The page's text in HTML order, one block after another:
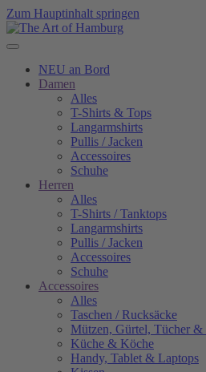
Zum Hauptinhalt springen
NEU an Bord
Damen
Alles
T-Shirts & Tops
Langarmshirts
Pullis / Jacken
Accessoires
Schuhe
Herren
Alles
T-Shirts / Tanktops
Langarmshirts
Pullis / Jacken
Accessoires
Schuhe
Accessoires
Alles
Taschen / Rucksäcke
Mützen, Gürtel, Tücher &
Küche & Köche
Handy, Tablet & Laptops